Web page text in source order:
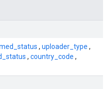
, uploader_type ,
, country_code ,